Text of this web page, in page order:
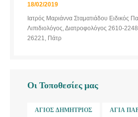
18/02/2019
Ιατρός Μαριάννα Σταματιάδου Ειδικός
Λιπιδιολόγος, Διατροφολόγος 2610-
26221, Πάτρ
Οι Τοποθεσίες μας
ΆΓΙΟΣ ΔΗΜΉΤΡΙΟΣ ΑΓΊΑ